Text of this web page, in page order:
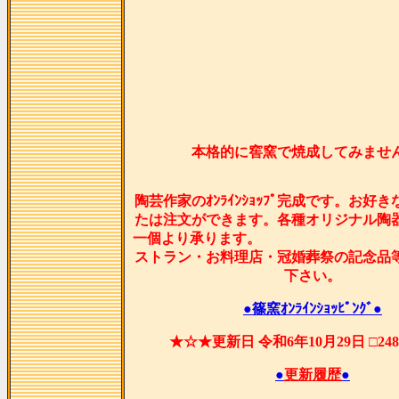
本格的に窖窯で焼成してみませ
陶芸作家のｵﾝﾗｲﾝｼｮｯﾌﾟ完成です。お好き
たは注文ができます。各種オリジナル陶
一個より承りま
ストラン・お料理店・冠婚葬祭の記念品
下さい。
●篠窯ｵﾝﾗｲﾝｼｮｯﾋﾟﾝｸﾞ●
★☆★更新日 令和6年10月29日
●更新履歴●